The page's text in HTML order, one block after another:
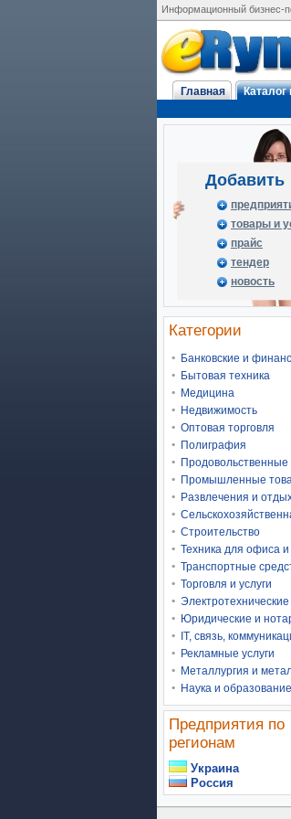
Информационный бизнес-
Главная Каталог
Добавить
товары и
прайс
тендер
новость
Категории
Банковские и
Бытовая техника
Медицина
Недвижимость
Оптовая торговля
Полиграфия
Продовольственные
Промышленные
Развлечения и
Строительство
Техника для офиса
Транспортные
Торговля и услуги
Юридические и
IT, связь,
Рекламные услуги
Металлургия и
Наука и образование
Предприятия по
регионам
Украина
Россия